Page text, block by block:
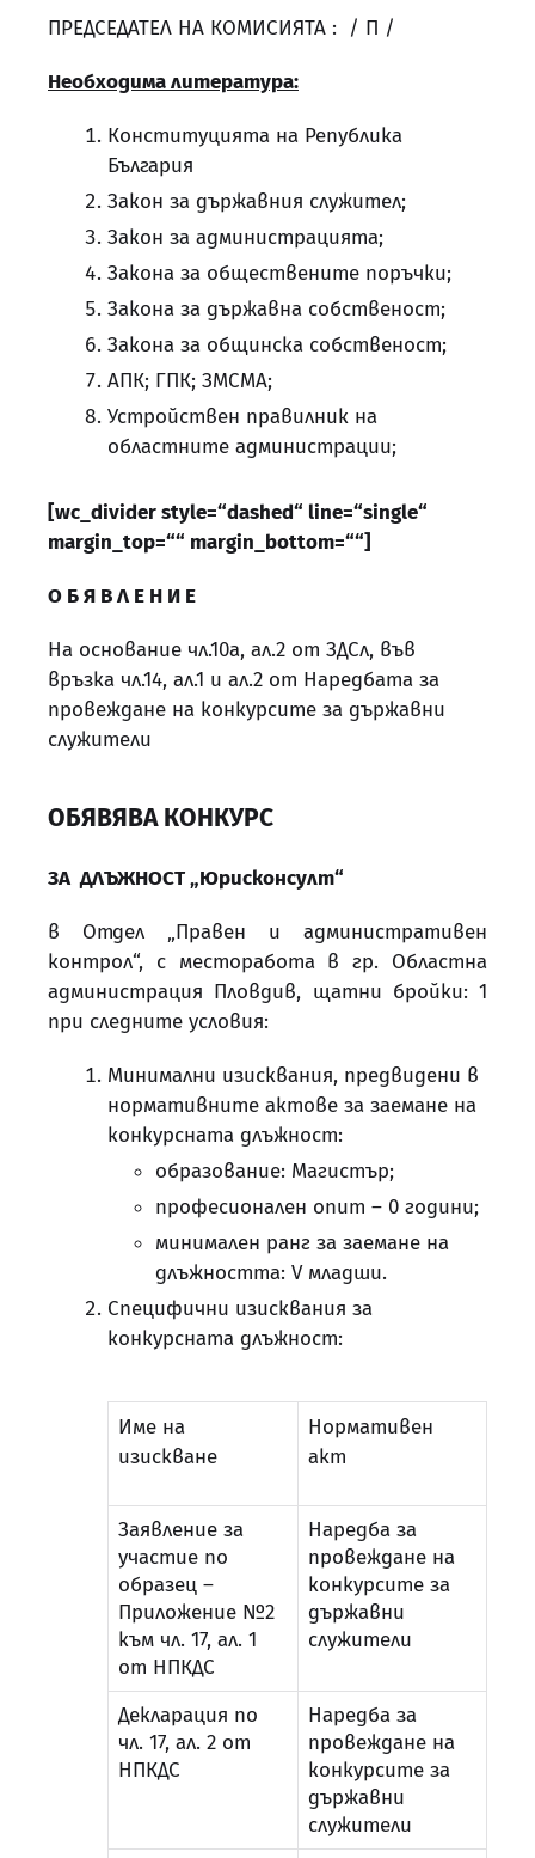
ПРЕДСЕДАТЕЛ НА КОМИСИЯТА : / П /
Необходима литература:
Конституцията на Република
България
Закон за държавния служител;
Закон за администрацията;
Закона за обществените поръчки;
Закона за държавна собственост;
Закона за общинска собственост;
АПК; ГПК; ЗМСМА;
Устройствен правилник на
областните администрации;
[wc_divider style=“dashed“ line=“single“
margin_top=““ margin_bottom=““]
О Б Я В Л Е Н И Е
На основание чл.10а, ал.2 от ЗДСл, във
връзка чл.14, ал.1 и ал.2 от Наредбата за
провеждане на конкурсите за държавни
служители
ОБЯВЯВА КОНКУРС
ЗА ДЛЪЖНОСТ „Юрисконсулт“
в Отдел „Правен и административен
контрол“, с месторабота в гр. Областна
администрация Пловдив, щатни бройки: 1
при следните условия:
Минимални изисквания, предвидени в
нормативните актове за заемане на
конкурсната длъжност:
образование: Магистър;
професионален опит – 0 години;
минимален ранг за заемане на
длъжността: V младши.
Специфични изисквания за
конкурсната длъжност:
Име на
изискване
Нормативен
акт
Заявление за
участие по
образец –
Приложение №2
към чл. 17, ал. 1
от НПКДС
Наредба за
провеждане на
конкурсите за
държавни
служители
Декларация по
чл. 17, ал. 2 от
НПКДС
Наредба за
провеждане на
конкурсите за
държавни
служители